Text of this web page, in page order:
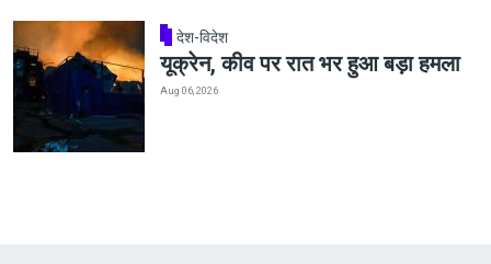
देश-विदेश
यूक्रेन, कीव पर रात भर हुआ बड़ा हमला
Aug 06, 2026